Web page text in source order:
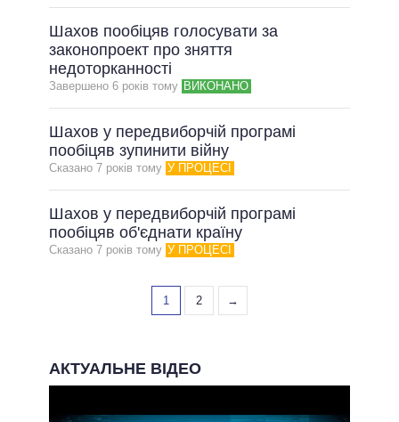
Шахов пообіцяв голосувати за
законопроект про зняття
недоторканності
Завершено 6 рокiв тому ВИКОНАНО
Шахов у передвиборчій програмі
пообіцяв зупинити війну
Сказано 7 рокiв тому У ПРОЦЕСІ
Шахов у передвиборчій програмі
пообіцяв об'єднати країну
Сказано 7 рокiв тому У ПРОЦЕСІ
1 2 →
АКТУАЛЬНЕ ВІДЕО